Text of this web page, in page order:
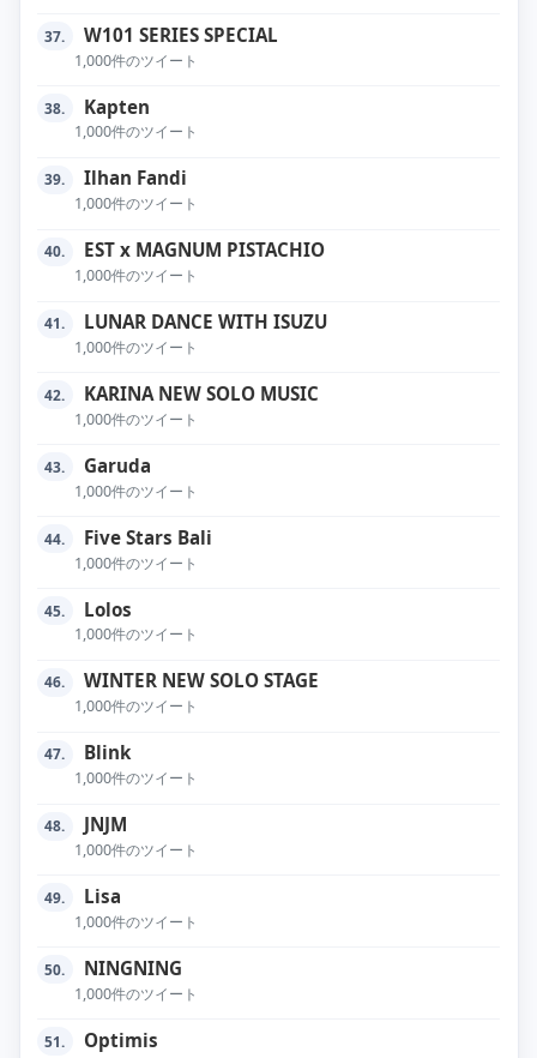
37. W101 SERIES SPECIAL
1,000件のツイート
38. Kapten
1,000件のツイート
39. Ilhan Fandi
1,000件のツイート
40. EST x MAGNUM PISTACHIO
1,000件のツイート
41. LUNAR DANCE WITH ISUZU
1,000件のツイート
42. KARINA NEW SOLO MUSIC
1,000件のツイート
43. Garuda
1,000件のツイート
44. Five Stars Bali
1,000件のツイート
45. Lolos
1,000件のツイート
46. WINTER NEW SOLO STAGE
1,000件のツイート
47. Blink
1,000件のツイート
48. JNJM
1,000件のツイート
49. Lisa
1,000件のツイート
50. NINGNING
1,000件のツイート
51. Optimis